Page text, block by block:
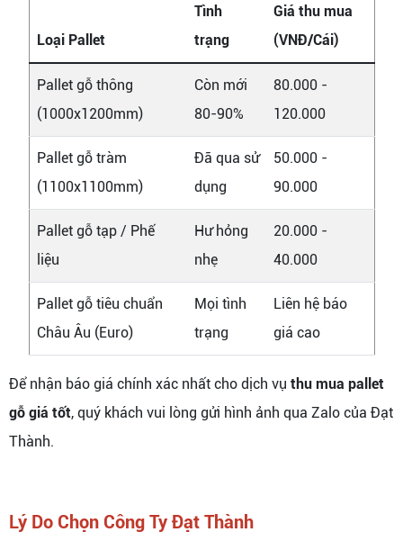
Loại Pallet
Tình
trạng
Giá thu mua
(VNĐ/Cái)
Pallet gỗ thông
(1000x1200mm)
Còn mới
80-90%
80.000 -
120.000
Pallet gỗ tràm
(1100x1100mm)
Đã qua sử
dụng
50.000 -
90.000
Pallet gỗ tạp / Phế
liệu
Hư hỏng
nhẹ
20.000 -
40.000
Pallet gỗ tiêu chuẩn
Châu Âu (Euro)
Mọi tình
trạng
Liên hệ báo
giá cao
Để nhận báo giá chính xác nhất cho dịch vụ thu mua pallet
gỗ giá tốt, quý khách vui lòng gửi hình ảnh qua Zalo của Đạt
Thành.
Lý Do Chọn Công Ty Đạt Thành